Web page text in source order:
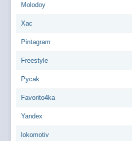
Molodoy
Xac
Pintagram
Freestyle
Pycak
Favorito4ka
Yandex
lokomotiv